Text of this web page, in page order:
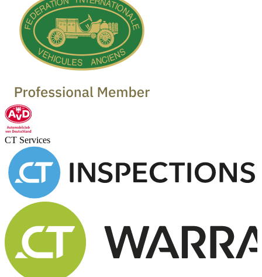
CT Services